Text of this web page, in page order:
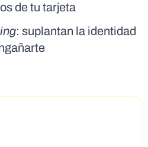
de tu tarjeta
: suplantan la identidad